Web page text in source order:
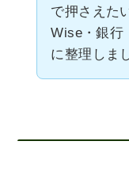
で押さえた
Wise・銀行
に整理しま